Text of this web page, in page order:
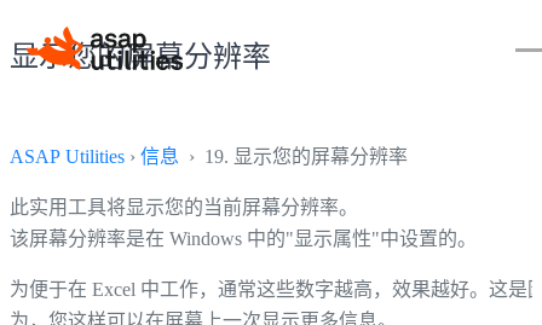
显示您的屏幕分辨率
ASAP Utilities › 信息 › 19. 显示您的屏幕分辨率
此实用工具将显示您的当前屏幕分辨率。
该屏幕分辨率是在 Windows 中的"显示属性"中设置的。
为便于在 Excel 中工作，通常这些数字越高，效果越好。这是
为，您这样可以在屏幕上一次显示更多信息。